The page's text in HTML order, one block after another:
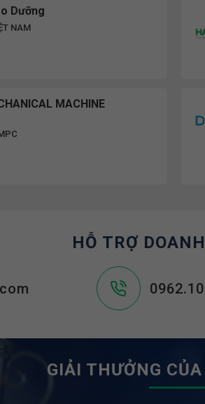
Dưỡng
NAM
MACHINE
HỖ TRỢ
GIẢI THƯỞNG